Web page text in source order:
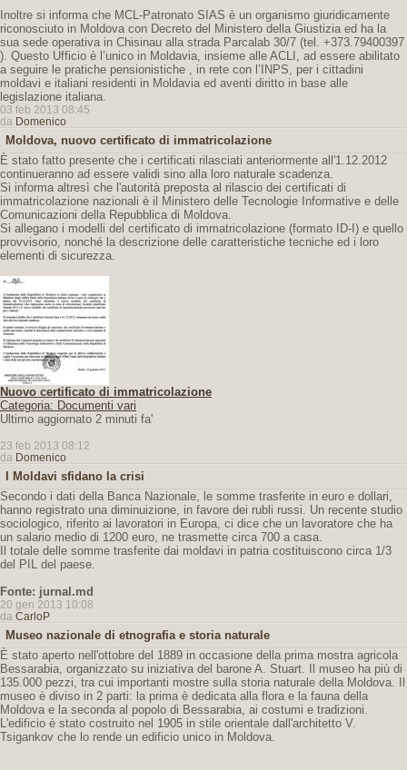
Inoltre si informa che MCL-Patronato SIAS è un organismo giuridicamente
riconosciuto in Moldova con Decreto del Ministero della Giustizia ed ha la
sua sede operativa in Chisinau alla strada Parcalab 30/7 (tel. +373.79400397
). Questo Ufficio è l’unico in Moldavia, insieme alle ACLI, ad essere abilitato
a seguire le pratiche pensionistiche , in rete con l’INPS, per i cittadini
moldavi e italiani residenti in Moldavia ed aventi diritto in base alle
legislazione italiana.
03 feb 2013 08:45
da Domenico
Moldova, nuovo certificato di immatricolazione
È stato fatto presente che i certificati rilasciati anteriormente all'1.12.2012
continueranno ad essere validi sino alla loro naturale scadenza.
Si informa altresì che l'autorità preposta al rilascio dei certificati di
immatricolazione nazionali è il Ministero delle Tecnologie Informative e delle
Comunicazioni della Repubblica di Moldova.
Si allegano i modelli del certificato di immatricolazione (formato ID-I) e quello
provvisorio, nonché la descrizione delle caratteristiche tecniche ed i loro
elementi di sicurezza.
Nuovo certificato di immatricolazione
Categoria: Documenti vari
Ultimo aggiornato 2 minuti fa'
23 feb 2013 08:12
da Domenico
I Moldavi sfidano la crisi
Secondo i dati della Banca Nazionale, le somme trasferite in euro e dollari,
hanno registrato una diminuizione, in favore dei rubli russi. Un recente studio
sociologico, riferito ai lavoratori in Europa, ci dice che un lavoratore che ha
un salario medio di 1200 euro, ne trasmette circa 700 a casa.
Il totale delle somme trasferite dai moldavi in patria costituiscono circa 1/3
del PIL del paese.
Fonte: jurnal.md
20 gen 2013 10:08
da CarloP
Museo nazionale di etnografia e storia naturale
È stato aperto nell'ottobre del 1889 in occasione della prima mostra agricola
Bessarabia, organizzato su iniziativa del barone A. Stuart. Il museo ha più di
135.000 pezzi, tra cui importanti mostre sulla storia naturale della Moldova. Il
museo è diviso in 2 parti: la prima è dedicata alla flora e la fauna della
Moldova e la seconda al popolo di Bessarabia, ai costumi e tradizioni.
L'edificio è stato costruito nel 1905 in stile orientale dall'architetto V.
Tsigankov che lo rende un edificio unico in Moldova.